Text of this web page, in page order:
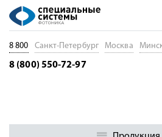
Волоконные гибридные компоненты
8 800 Санкт-Петербург Москва
8 (800) 550-72-97